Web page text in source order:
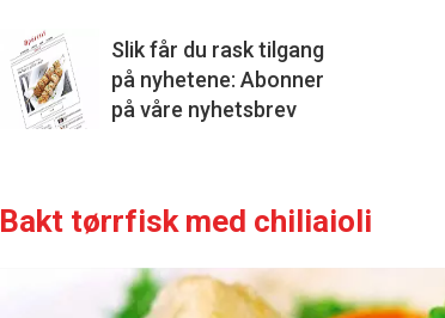
Slik får du rask tilgang
på nyhetene: Abonner
på våre nyhetsbrev
Bakt tørrfisk med chiliaioli